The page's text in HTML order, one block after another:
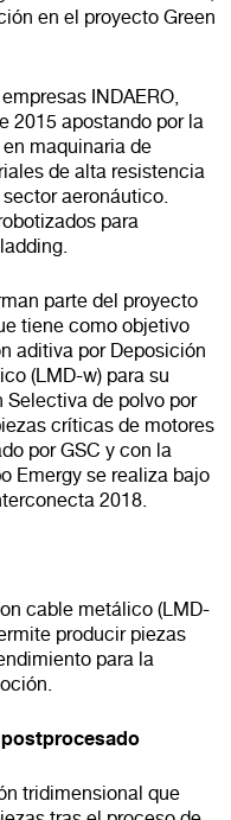
en el proyecto Green
INDAERO,
2015 apostando por la
maquinaria de
de alta resistencia
aeronáutico.
para
parte del proyecto
tiene como objetivo
aditiva por Deposición
(LMD-w) para su
Selectiva de polvo por
críticas de motores
por GSC y con la
Emergy se realiza bajo
2018.
cable metálico (LMD-
producir piezas
para la
postprocesado
tridimensional que